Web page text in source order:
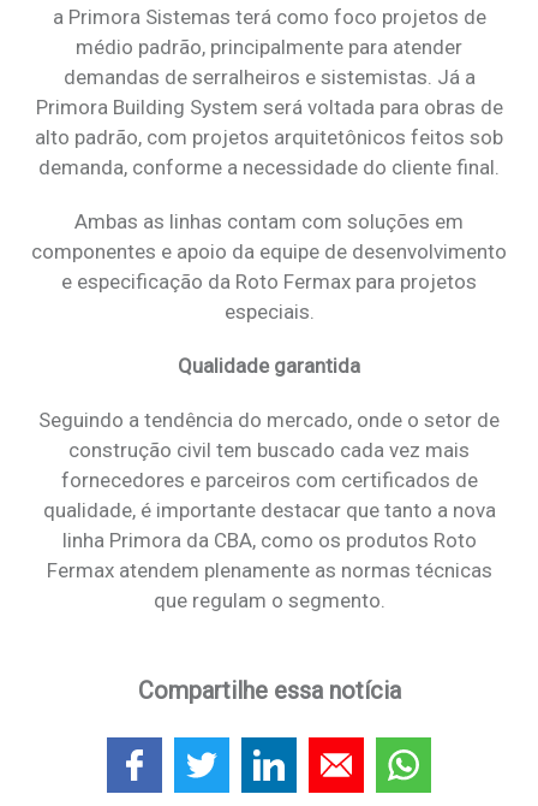
a Primora Sistemas terá como foco projetos de
médio padrão, principalmente para atender
demandas de serralheiros e sistemistas. Já a
Primora Building System será voltada para obras de
alto padrão, com projetos arquitetônicos feitos sob
demanda, conforme a necessidade do cliente final.
Ambas as linhas contam com soluções em
componentes e apoio da equipe de desenvolvimento
e especificação da Roto Fermax para projetos
especiais.
Qualidade garantida
Seguindo a tendência do mercado, onde o setor de
construção civil tem buscado cada vez mais
fornecedores e parceiros com certificados de
qualidade, é importante destacar que tanto a nova
linha Primora da CBA, como os produtos Roto
Fermax atendem plenamente as normas técnicas
que regulam o segmento.
Compartilhe essa notícia